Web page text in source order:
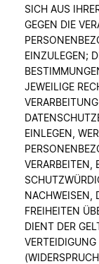
SICH AUS
GEGEN DIE
EINZULEGEN;
JEWEILIGE
EINLEGEN,
VERARBEITEN,
NACHWEISEN,
FREIHEITEN
DIENT DER